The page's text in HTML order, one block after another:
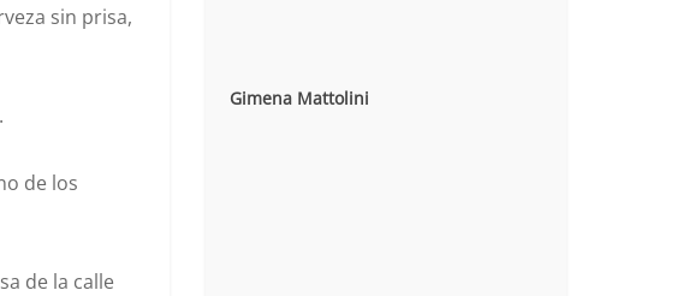
sin prisa,
de los
de la calle
Gimena Mattolini